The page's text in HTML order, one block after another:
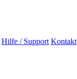
Hilfe / Support Kontakt